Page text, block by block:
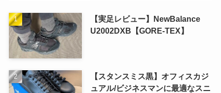
【実足レビュー】NewBalance
U2002DXB【GORE-TEX】
【スタンスミス黒】オフィスカジ
ュアル/ビジネスマンに最適なスニ